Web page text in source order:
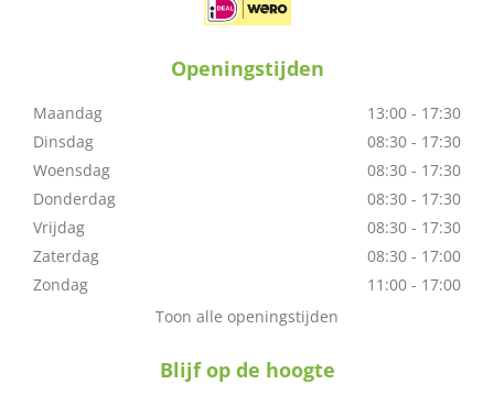
Openingstijden
Maandag
13:00 - 17:30
Dinsdag
08:30 - 17:30
Woensdag
08:30 - 17:30
Donderdag
08:30 - 17:30
Vrijdag
08:30 - 17:30
Zaterdag
08:30 - 17:00
Zondag
11:00 - 17:00
Toon alle openingstijden
Blijf op de hoogte